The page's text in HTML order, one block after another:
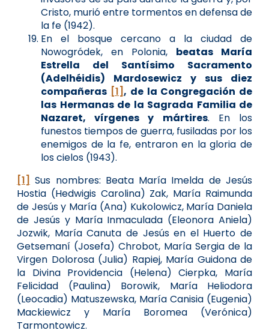
Cristo, murió entre tormentos en defensa de
la fe (1942).
En el bosque cercano a la ciudad de
Nowogródek, en Polonia, beatas María
Estrella del Santísimo Sacramento
(Adelhéidis) Mardosewicz y sus diez
compañeras [1], de la Congregación de
las Hermanas de la Sagrada Familia de
Nazaret, vírgenes y mártires. En los
funestos tiempos de guerra, fusiladas por los
enemigos de la fe, entraron en la gloria de
los cielos (1943).
[1] Sus nombres: Beata María Imelda de Jesús
Hostia (Hedwigis Carolina) Zak, María Raimunda
de Jesús y María (Ana) Kukolowicz, María Daniela
de Jesús y María Inmaculada (Eleonora Aniela)
Jozwik, María Canuta de Jesús en el Huerto de
Getsemaní (Josefa) Chrobot, María Sergia de la
Virgen Dolorosa (Julia) Rapiej, María Guidona de
la Divina Providencia (Helena) Cierpka, María
Felicidad (Paulina) Borowik, María Heliodora
(Leocadia) Matuszewska, María Canisia (Eugenia)
Mackiewicz y María Boromea (Verónica)
Tarmontowicz.